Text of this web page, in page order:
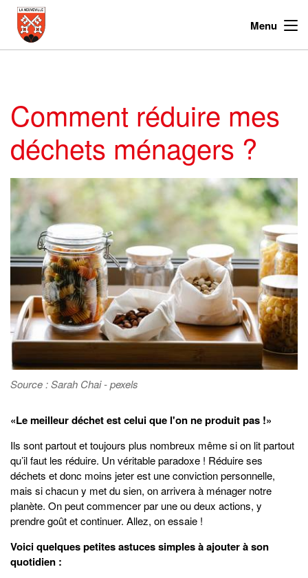
Menu
Comment réduire mes
déchets ménagers ?
Source : Sarah Chai - pexels
«Le meilleur déchet est celui que l'on ne produit pas !»
Ils sont partout et toujours plus nombreux même si on lit partout
qu’il faut les réduire. Un véritable paradoxe ! Réduire ses
déchets et donc moins jeter est une conviction personnelle,
mais si chacun y met du sien, on arrivera à ménager notre
planète. On peut commencer par une ou deux actions, y
prendre goût et continuer. Allez, on essaie !
Voici quelques petites astuces simples à ajouter à son
quotidien :